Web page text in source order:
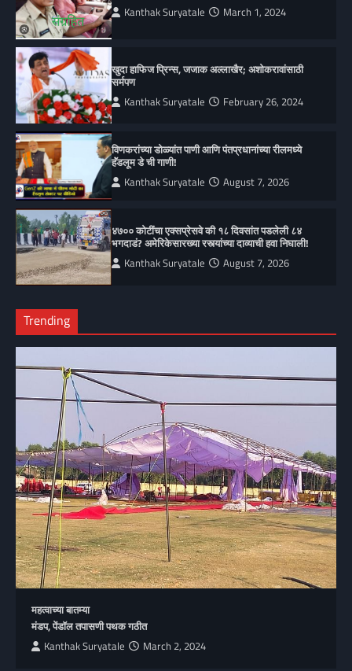
Kanthak Suryatale March 1, 2024
खुदा हाफिज प्रिन्स, जजाक अल्लाखैर; अशोकरावांसाठी
सर्मपण
Kanthak Suryatale February 26, 2024
विणकरांच्या डोळ्यांत पाणी आणि पंतप्रधानांच्या रीलमध्ये
हॅंडलूम डे ची गाणी!
Kanthak Suryatale August 7, 2026
४७०० कोटींचा एक्सप्रेसवे की १८ दिवसांत पडलेली ८४
भगदाडं? अमेरिकेसारख्या रस्त्यांच्या दाव्याची हवा निघाली!
Kanthak Suryatale August 7, 2026
Trending
महत्वाच्या बातम्या
मंडप, पेंडॉल तपासणी पथक गठीत
Kanthak Suryatale March 2, 2024